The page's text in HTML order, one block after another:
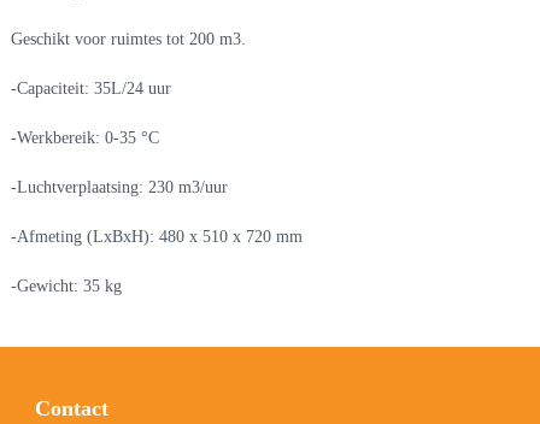
Geschikt voor ruimtes tot 200 m3.
-Capaciteit: 35L/24 uur
-Werkbereik: 0-35 °C
-Luchtverplaatsing: 230 m3/uur
-Afmeting (LxBxH): 480 x 510 x 720 mm
-Gewicht: 35 kg
Contact